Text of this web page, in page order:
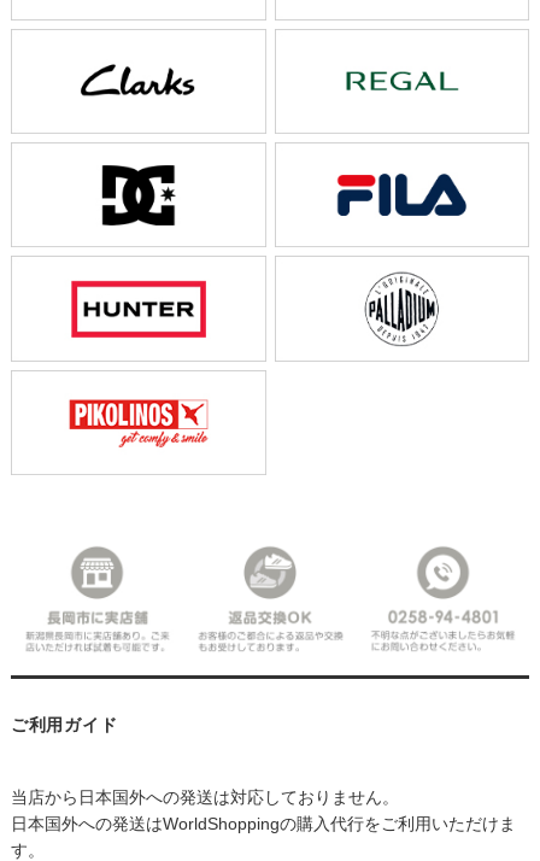
ご利用ガイド
当店から日本国外への発送は対応しておりません。
日本国外への発送はWorldShoppingの購入代行をご利用いただけま
す。